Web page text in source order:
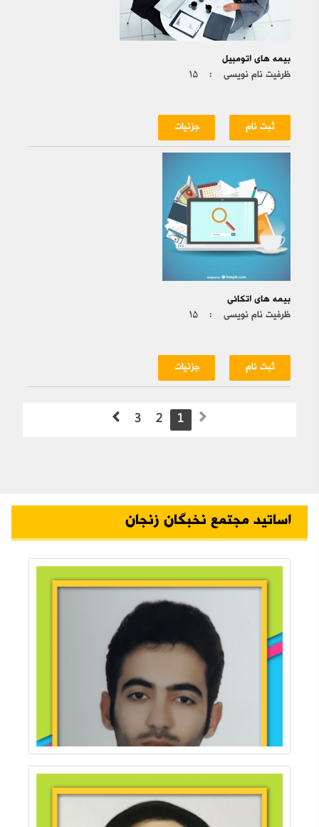
بیمه های اتومبیل
ظرفیت نام نویسی : ۱۵
ثبت نام جزئیات
بیمه های اتکائی
ظرفیت نام نویسی : ۱۵
ثبت نام جزئیات
1
2
3
اساتید مجتمع نخبگان زنجان